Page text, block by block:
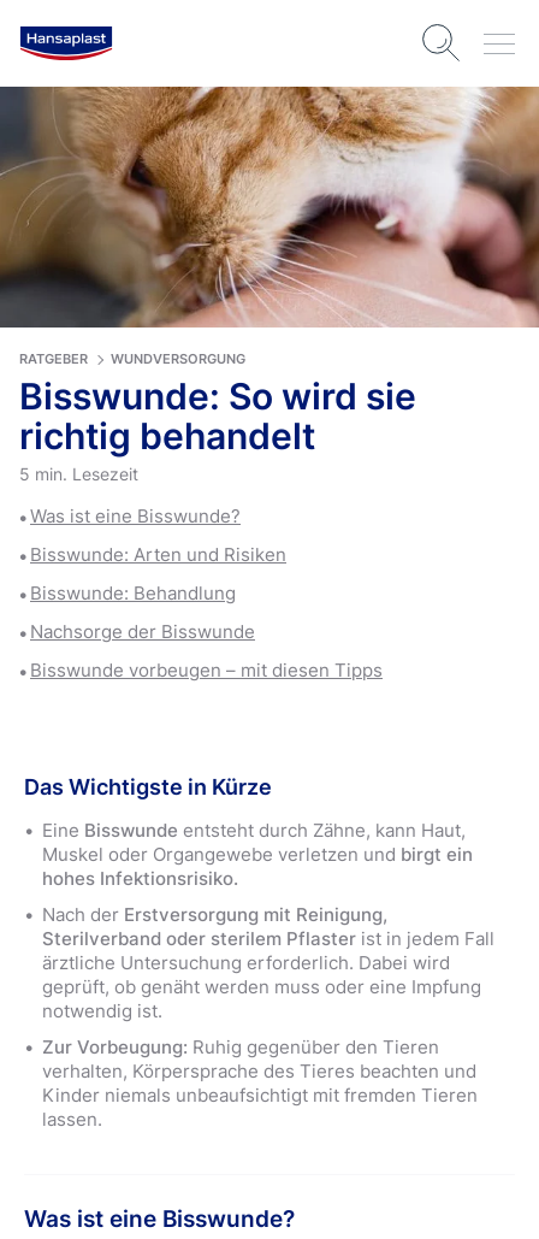
RATGEBER WUNDVERSORGUNG
Bisswunde: So wird sie
richtig behandelt
5 min. Lesezeit
Was ist eine Bisswunde?
Bisswunde: Arten und Risiken
Bisswunde: Behandlung
Nachsorge der Bisswunde
Bisswunde vorbeugen – mit diesen Tipps
Das Wichtigste in Kürze
Eine Bisswunde entsteht durch Zähne, kann Haut,
Muskel oder Organgewebe verletzen und birgt ein
hohes Infektionsrisiko.
Nach der Erstversorgung mit Reinigung,
Sterilverband oder sterilem Pflaster ist in jedem Fall
ärztliche Untersuchung erforderlich. Dabei wird
geprüft, ob genäht werden muss oder eine Impfung
notwendig ist.
Zur Vorbeugung: Ruhig gegenüber den Tieren
verhalten, Körpersprache des Tieres beachten und
Kinder niemals unbeaufsichtigt mit fremden Tieren
lassen.
Was ist eine Bisswunde?